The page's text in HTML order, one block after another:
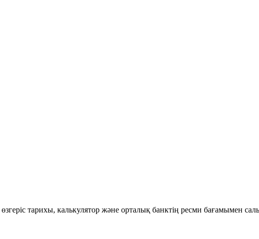
тарихы, калькулятор және орталық банктің ресми бағамымен